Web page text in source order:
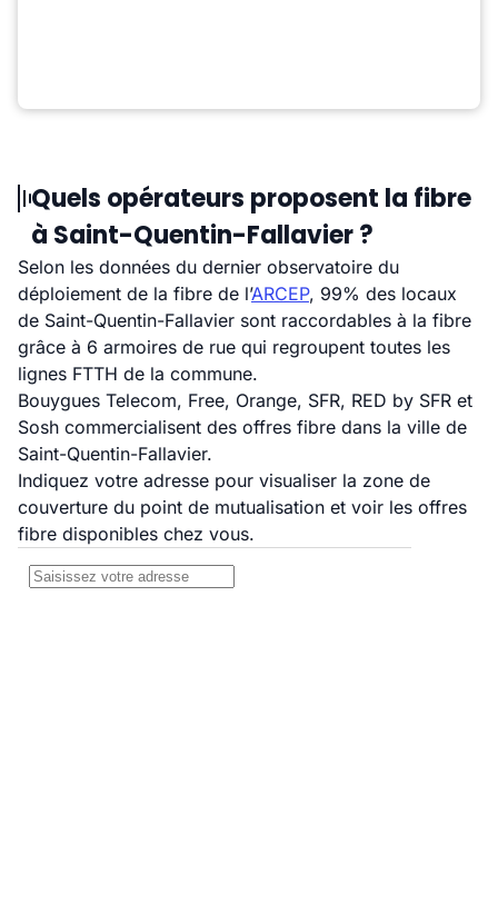
Quels opérateurs proposent la fibre
à Saint-Quentin-Fallavier ?
Selon les données du dernier observatoire du
déploiement de la fibre de l’ARCEP, 99% des locaux
de Saint-Quentin-Fallavier sont raccordables à la fibre
grâce à 6 armoires de rue qui regroupent toutes les
lignes FTTH de la commune.
Bouygues Telecom, Free, Orange, SFR, RED by SFR et
Sosh commercialisent des offres fibre dans la ville de
Saint-Quentin-Fallavier.
Indiquez votre adresse pour visualiser la zone de
couverture du point de mutualisation et voir les offres
fibre disponibles chez vous.